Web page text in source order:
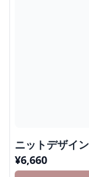
ニットデザイ
¥6,660